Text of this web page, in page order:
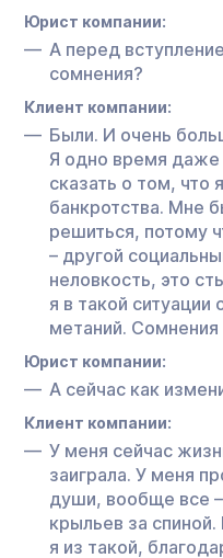
Юрист компании:
А перед
сомнения?
Клиент компании:
Были. И очень
Я одно время даже
сказать о том, что
банкротства. Мне
решиться, потому
– другой
неловкость, это
я в такой ситуации
метаний.
Юрист компании:
А сейчас как
Клиент компании:
У меня сейчас
заиграла. У меня
души, вообще все
крыльев за
я из такой,